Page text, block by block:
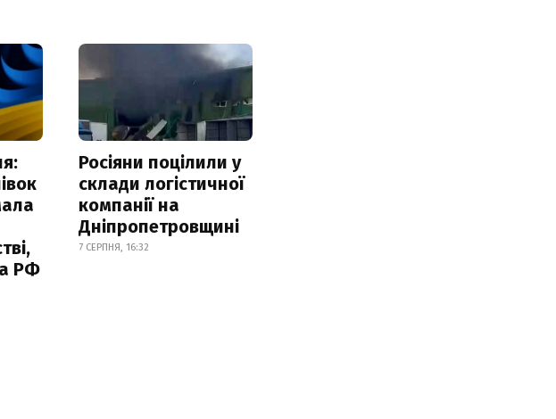
РФ
Росіяни поцілили у
склади логістичної
компанії на
Дніпропетровщині
7 СЕРПНЯ, 16:32